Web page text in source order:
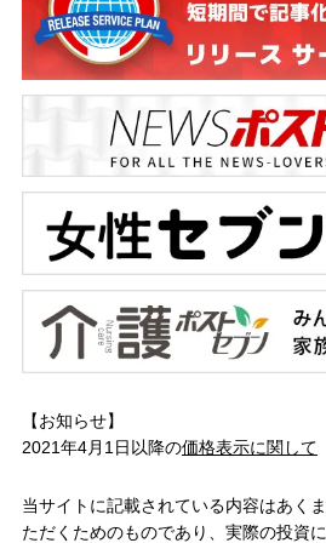
【お知らせ】
2021年4月1日以降の価格表示に関して
当サイトに記載されている内容はあく
ただくためのものであり、実際の投資